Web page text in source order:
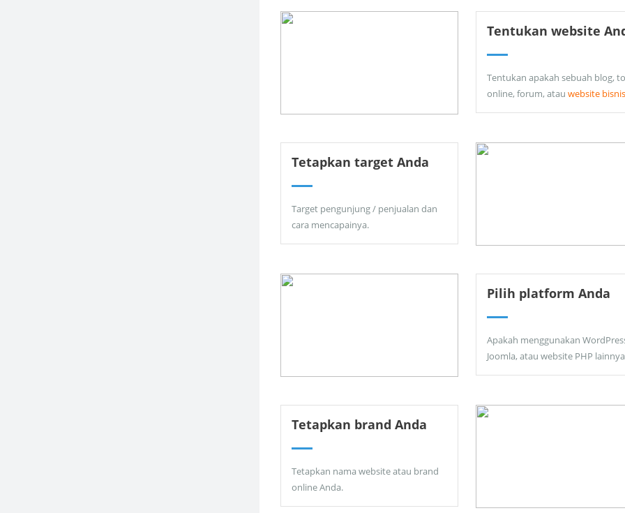
Tentukan website
Tentukan apakah sebuah blog,
online, forum, atau website bisnis
Tetapkan target Anda
Target pengunjung / penjualan dan
cara mencapainya.
Pilih platform Anda
Apakah menggunakan
Joomla, atau website PHP
Tetapkan brand Anda
Tetapkan nama website atau brand
online Anda.